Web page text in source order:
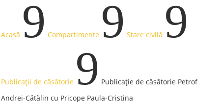
Acasă 9 Compartimente 9 Stare civilă 9
Publicații de căsătorie 9 Publicație de căsătorie Petrof
Andrei-Cătălin cu Pricope Paula-Cristina